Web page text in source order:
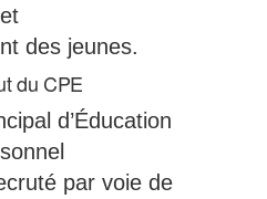
des jeunes.
du CPE
d’Éducation
par voie de